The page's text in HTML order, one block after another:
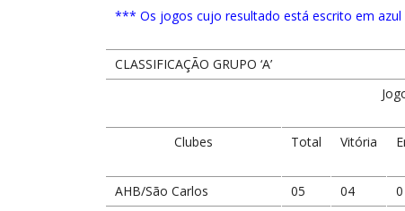
*** Os jogos cujo resultado está escrito em
CLASSIFICAÇÃO GRUPO ‘A’
Clubes Total Vitória
AHB/São Carlos 05 04 0